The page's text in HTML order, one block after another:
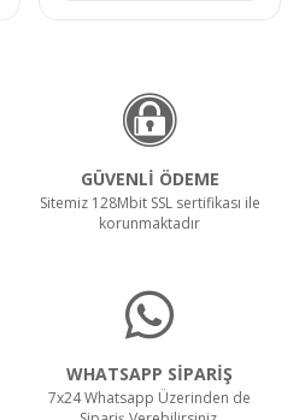
GÜVENLİ ÖDEME
Sitemiz 128Mbit SSL sertifikası ile
korunmaktadır
WHATSAPP SİPARİŞ
7x24 Whatsapp Üzerinden de